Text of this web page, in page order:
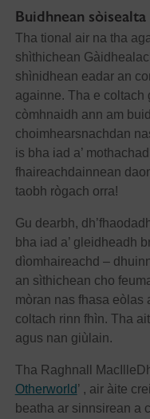
Buidhnean sòisealta
Tha tional air na tha
shìthichean
shìnidhean eadar an
againne. Tha e coltach
còmhnaidh ann am
choimhearsnachdan
is bha iad a’
fhaireachdainnean
taobh rògach orra!
Gu dearbh,
bha iad a’ gleidheadh
dìomhaireachd –
an sìthichean cho
mòran nas fhasa eòlas
coltach rinn fhìn. Tha
agus nan giùlain.
Tha Raghnall
Otherworld’ , air àite
beatha ar sinnsirean a